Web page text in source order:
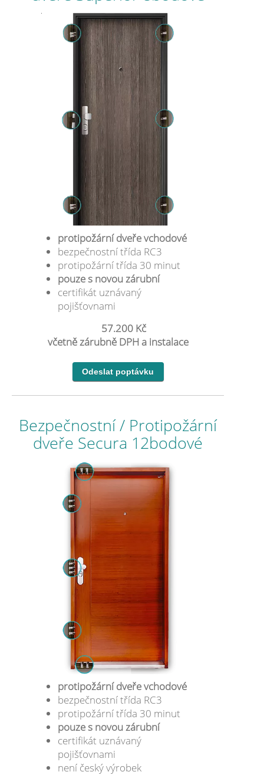
protipožární dveře vchodové
bezpečnostní třída RC3
protipožární třída 30 minut
pouze s novou zárubní
certifikát uznávaný
pojišťovnami
57.200 Kč
včetně zárubně DPH a instalace
Bezpečnostní / Protipožární
dveře Secura 12bodové
protipožární dveře vchodové
bezpečnostní třída RC3
protipožární třída 30 minut
pouze s novou zárubní
certifikát uznávaný
pojišťovnami
není český výrobek